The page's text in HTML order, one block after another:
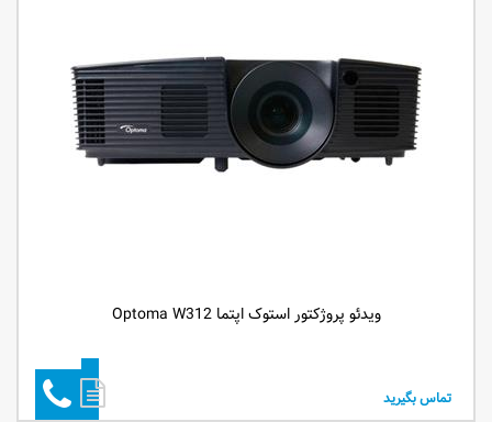
ویدئو پروژکتور استوک اپتما Optoma W312
تماس بگیرید